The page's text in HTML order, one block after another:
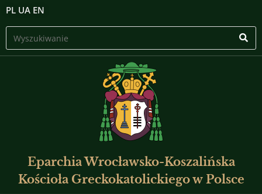
PL UA EN
Eparchia Wrocławsko-Koszalińska
Kościoła Greckokatolickiego w Polsce